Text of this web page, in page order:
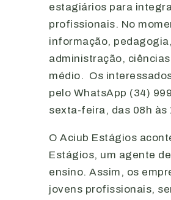
estagiários para
profissionais. No
informação,
administração,
médio. Os
pelo WhatsApp (34)
sexta-feira, das 08h às
O Aciub Estágios
Estágios, um agente
ensino. Assim, os
jovens profissionais,